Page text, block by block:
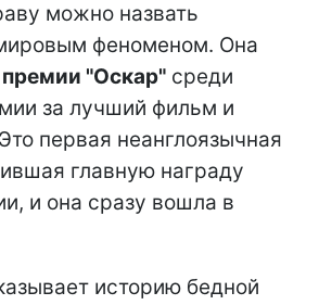
можно назвать
феноменом. Она
"Оскар" среди
за лучший фильм и
первая неанглоязычная
главную награду
и она сразу вошла в
историю бедной